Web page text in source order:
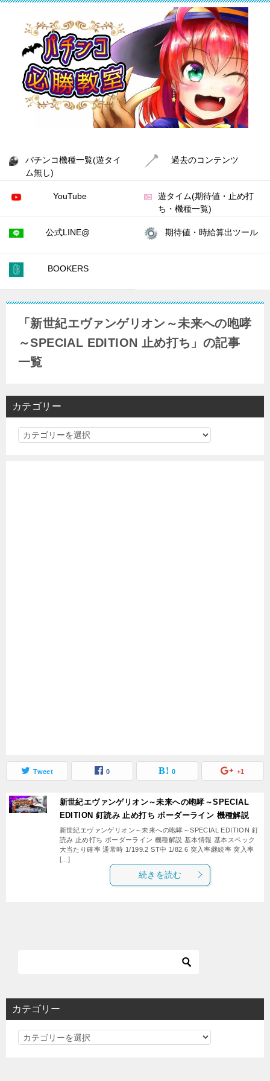
パチンコ機種一覧(遊タイ
ム無し)
過去のコンテンツ
YouTube
遊タイム(期待値・止め打
ち・機種一覧)
公式LINE@ 期待値・時給算出ツール
BOOKERS
「新世紀エヴァンゲリオン～未来への咆哮
～SPECIAL EDITION 止め打ち」の記事
一覧
カテゴリー
カ
Tweet 0 0 +1
新世紀エヴァンゲリオン～未来への咆哮～SPECIAL
EDITION 釘読み 止め打ち ボーダーライン 機種解説
新世紀エヴァンゲリオン～未来への咆哮～SPECIAL EDITION 釘
読み 止め打ち ボーダーライン 機種解説 基本情報 基本スペック
大当たり確率 通常時 1/199.2 ST中 1/82.6 突入率継続率 突入率
[…]
続きを読む
カテゴリー
カ